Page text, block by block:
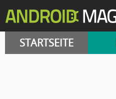
STARTSEITE